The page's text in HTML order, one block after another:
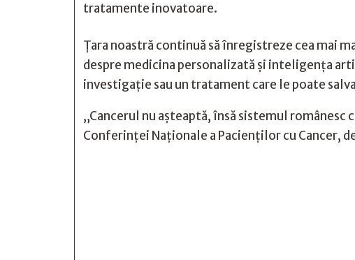
tratamente inovatoare.
Țara noastră continuă să înregistreze cea mai
despre medicina personalizată și inteligența
investigație sau un tratament care le poate
„Cancerul nu așteaptă, însă sistemul românesc
Conferinței Naționale a Pacienților cu Cancer,